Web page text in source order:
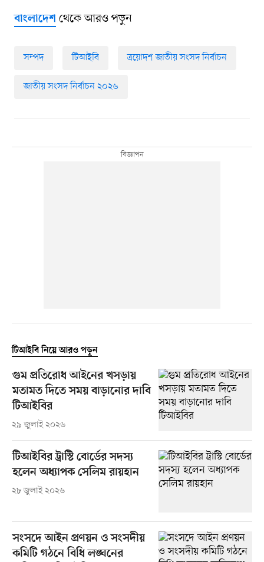
বাংলাদেশথেকে আরও পড়ুন
সম্পদ টিআইবি ত্রয়োদশ জাতীয় সংসদ নির্বাচন
জাতীয় সংসদ নির্বাচন ২০২৬
টিআইবি নিয়ে আরও পড়ুন
গুম প্রতিরোধ আইনের খসড়ায়
মতামত দিতে সময় বাড়ানোর দাবি
টিআইবির
২৯ জুলাই ২০২৬
টিআইবির ট্রাস্টি বোর্ডের সদস্য
হলেন অধ্যাপক সেলিম রায়হান
২৮ জুলাই ২০২৬
সংসদে আইন প্রণয়ন ও সংসদীয়
কমিটি গঠনে বিধি লঙ্ঘনের